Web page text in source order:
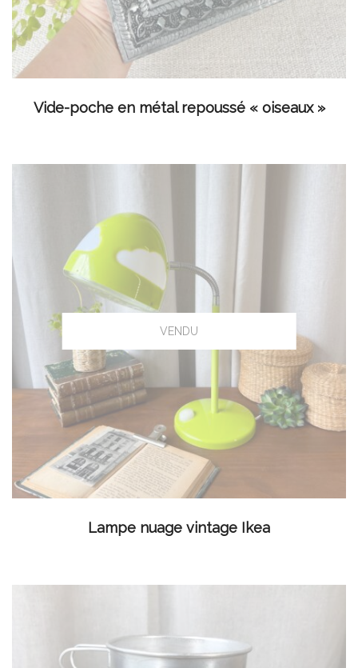
LIRE LA SUITE
Vide-poche en métal repoussé « oiseaux »
LIRE LA SUITE
Lampe nuage vintage Ikea